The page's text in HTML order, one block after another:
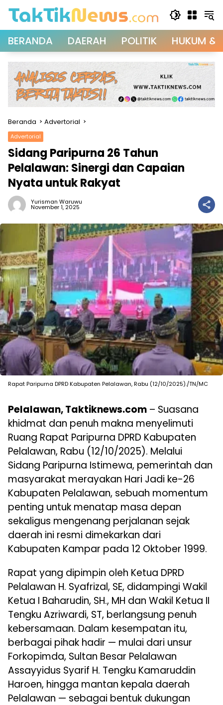
BERANDA DAERAH POLITIK HUKUM &
Beranda Advertorial
Advertorial
Sidang Paripurna 26 Tahun
Pelalawan: Sinergi dan Capaian
Nyata untuk Rakyat
Yurisman Waruwu
November 1, 2025
Rapat Paripurna DPRD Kabupaten Pelalawan, Rabu (12/10/2025)./TN/MC
Pelalawan, Taktiknews.com – Suasana
khidmat dan penuh makna menyelimuti
Ruang Rapat Paripurna DPRD Kabupaten
Pelalawan, Rabu (12/10/2025). Melalui
Sidang Paripurna Istimewa, pemerintah dan
masyarakat merayakan Hari Jadi ke-26
Kabupaten Pelalawan, sebuah momentum
penting untuk menatap masa depan
sekaligus mengenang perjalanan sejak
daerah ini resmi dimekarkan dari
Kabupaten Kampar pada 12 Oktober 1999.
Rapat yang dipimpin oleh Ketua DPRD
Pelalawan H. Syafrizal, SE, didampingi Wakil
Ketua I Baharudin, SH., MH dan Wakil Ketua II
Tengku Azriwardi, ST, berlangsung penuh
kebersamaan. Dalam kesempatan itu,
berbagai pihak hadir — mulai dari unsur
Forkopimda, Sultan Besar Pelalawan
Assayyidus Syarif H. Tengku Kamaruddin
Haroen, hingga mantan kepala daerah
Pelalawan — sebagai bentuk dukungan